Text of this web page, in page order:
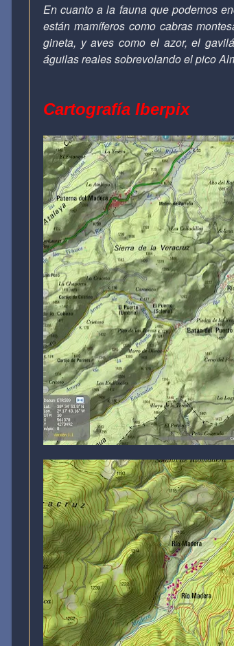
En cuanto a la fauna que podemos
están mamíferos como cabras
gineta, y aves como el azor, el
águilas reales sobrevolando el pico
Cartografía Iberpix